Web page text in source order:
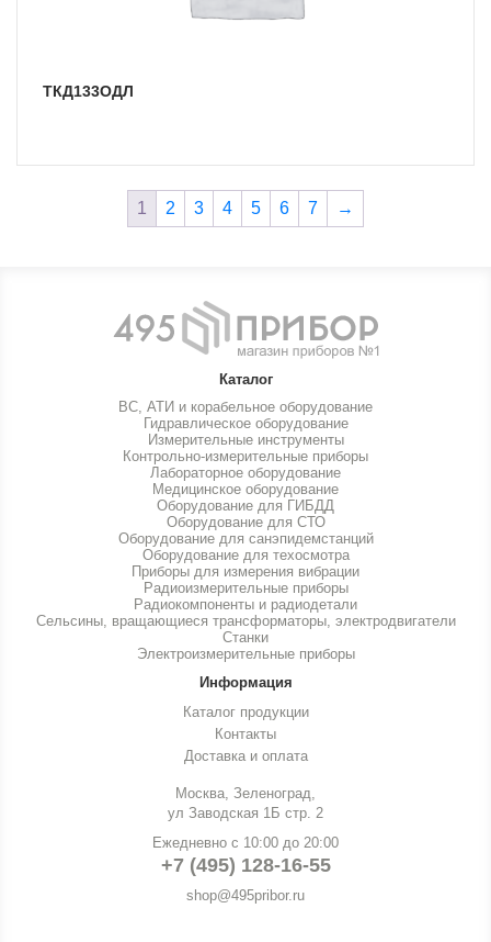
ТКД133ОДЛ
1 2 3 4 5 6 7 →
Каталог
ВС, АТИ и корабельное оборудование
Гидравлическое оборудование
Измерительные инструменты
Контрольно-измерительные приборы
Лабораторное оборудование
Медицинское оборудование
Оборудование для ГИБДД
Оборудование для СТО
Оборудование для санэпидемстанций
Оборудование для техосмотра
Приборы для измерения вибрации
Радиоизмерительные приборы
Радиокомпоненты и радиодетали
Сельсины, вращающиеся трансформаторы, электродвигатели
Станки
Электроизмерительные приборы
Информация
Каталог продукции
Контакты
Доставка и оплата
Москва, Зеленоград,
ул Заводская 1Б стр. 2
Ежедневно с 10:00 до 20:00
+7 (495) 128-16-55
shop@495pribor.ru